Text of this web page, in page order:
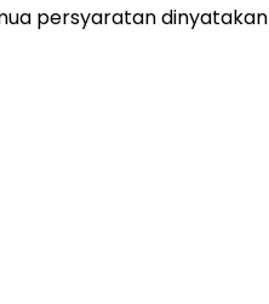
persyaratan dinyatakan